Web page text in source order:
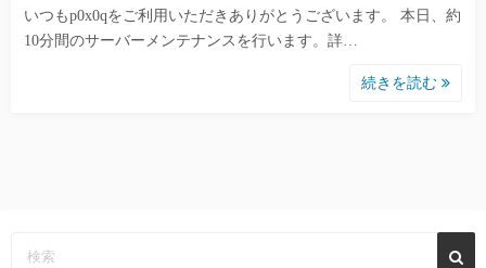
いつもp0x0qをご利用いただきありがとうございます。 本日、約
10分間のサーバーメンテナンスを行います。詳…
続きを読む